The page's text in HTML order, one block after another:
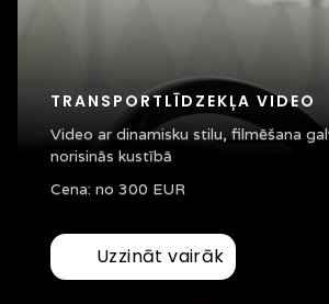
TRANSPORTLĪDZEKĻA VIDEO
Video ar dinamisku stilu, filmēšana
norisinās kustībā
Cena: no 300 EUR
Uzzināt vairāk